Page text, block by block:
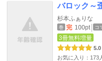
バロック～
杉本ふぁりな
巻 完 100pt コ
3冊無料増量
5.0
お気に入り：173